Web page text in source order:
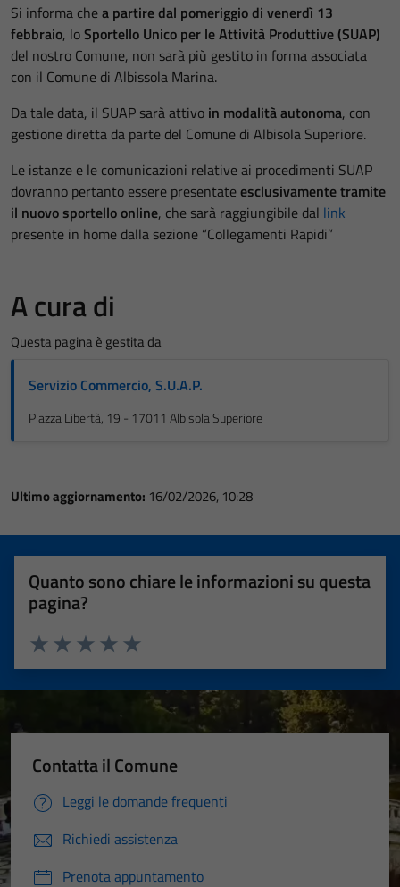
Si informa chea partire dal pomeriggio di venerdì 13
febbraio, loSportello Unico per le Attività Produttive (SUAP)
del nostro Comune, non sarà più gestito in forma associata
con il Comune di Albissola Marina.
Da tale data, il SUAP sarà attivo in modalità autonoma, con
gestione diretta da parte del Comune di Albisola Superiore.
Le istanze e le comunicazioni relative ai procedimenti SUAP
dovranno pertanto essere presentateesclusivamente tramite
il nuovo sportello online, che sarà raggiungibile dal link
presente in home dalla sezione “Collegamenti Rapidi”
A cura di
Questa pagina è gestita da
Servizio Commercio, S.U.A.P.
Piazza Libertà, 19 - 17011 Albisola Superiore
Ultimo aggiornamento: 16/02/2026, 10:28
Quanto sono chiare le informazioni su questa
pagina?
Valuta 5 stelle su 5
Valuta 4 stelle su 5
Valuta 3 stelle su 5
Valuta 2 stelle su 5
Valuta 1 stelle su 5
Contatta il Comune
Leggi le domande frequenti
Richiedi assistenza
Prenota appuntamento